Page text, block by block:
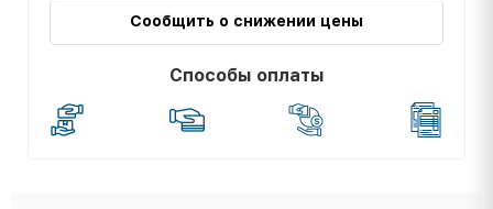
Сообщить о снижении цены
Способы оплаты